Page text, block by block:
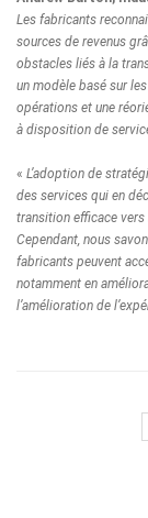
Les fabricants
sources de revenus
obstacles liés à la
un modèle basé sur
opérations et une
à disposition de
« L’adoption de
des services qui en
transition efficace
Cependant, nous
fabricants peuvent
notamment en
l’amélioration de